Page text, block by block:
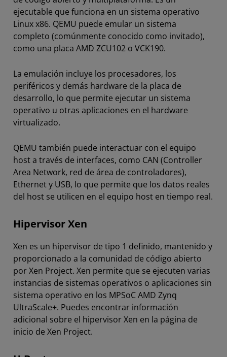
ejecutable que funciona en un sistema operativo
Linux x86. QEMU puede emular un sistema
completo (comúnmente conocido como invitado),
como una placa AMD ZCU102 o VCK190.
La emulación incluye los procesadores, los
periféricos y demás hardware de la placa de
desarrollo, lo que permite ejecutar un sistema
operativo u otras aplicaciones en el hardware
virtualizado.
QEMU también puede interactuar con el equipo
host a través de interfaces, como CAN (Controller
Area Network, red de área de controladores),
Ethernet y USB, lo que permite que los datos reales
del host se utilicen en el equipo host en tiempo real.
Hipervisor Xen
Xen es un hipervisor de tipo 1 definido, mantenido y
proporcionado a la comunidad de código abierto
por Xen Project. Xen permite que se ejecuten varias
instancias de sistemas operativos o aplicaciones sin
sistema operativo en los MPSoC AMD Zynq
UltraScale+. Puedes encontrar información
adicional sobre el hipervisor Xen en la página de
inicio de Xen Project.